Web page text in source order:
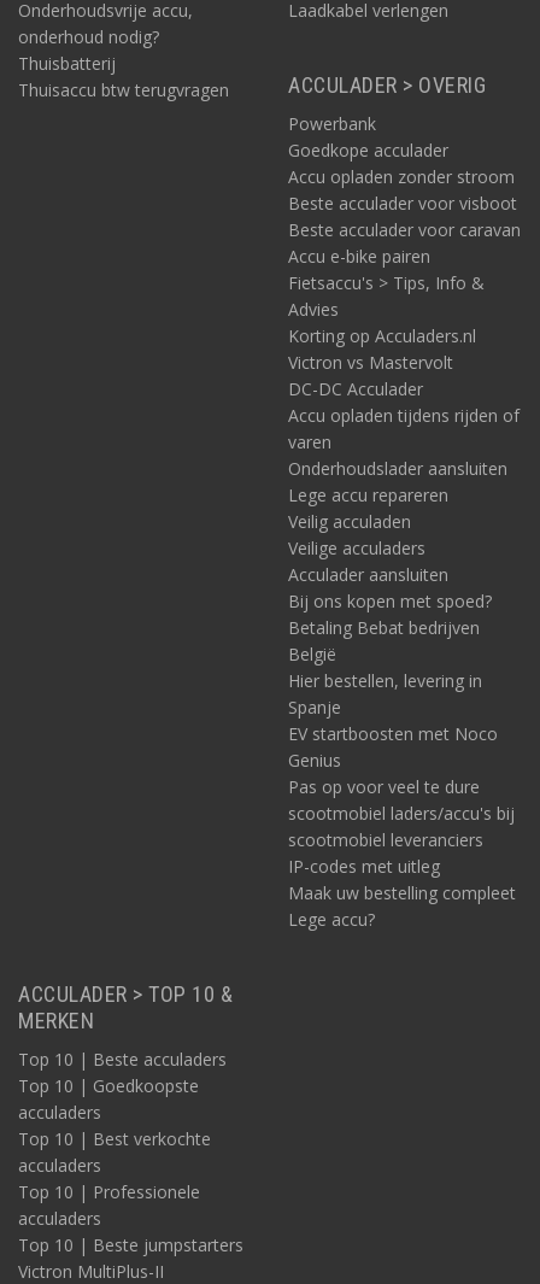
Bijvoorbeelddeze
vermogen, met een piekstroom van 1230 Watt. Dit voorbeeld is
een omvormer die 24V gelijkstroom omzet naar 230V
sinus omvormer geeft 800 Watt aan continu
vermogen, met een piekstroom van 900 Watt. Dit voorbeeld is
een omvormer die 12V gelijkstroom omzet naar 230V
sinus omvormer geeft 1000 Watt aan continu
vermogen, met een piekstroom van 2000 Watt. Dit voorbeeld is
een omvormer die 12V gelijkstroom omzet naar 230V
sinus omvormer geeft 1200 Watt aan continu
vermogen, met een piekstroom van 2200 Watt. Dit voorbeeld is
een omvormer die 12V gelijkstroom omzet naar 230V
sinus omvormer geeft 1300 Watt aan continu
vermogen, met een piekstroom van 2400 Watt. Dit voorbeeld is
Sinus omvormer 1500W
Bijvoorbeelddezesinus omvormer geeft 1500 Watt aan continu
vermogen, met een piekstroom van 2650 Watt. Dit voorbeeld is
een omvormer die 12V gelijkstroom omzet naar 230V
wisselstroom.
Sinus omvormer 1600W
Bijvoorbeeld
piekvermogen en is een combinatie van een krachtige zuivere
sinus omvormer met geavanceerde acculader.
Onderhoudsvrije accu,
onderhoud nodig?
Thuisbatterij
Thuisaccu btw terugvragen
Laadkabel verlengen
ACCULADER > OVERIG
Powerbank
Goedkope acculader
Accu opladen zonder stroom
Beste acculader voor visboot
Beste acculader voor caravan
Accu e-bike pairen
Fietsaccu's > Tips, Info &
Advies
Korting op Acculaders.nl
Victron vs Mastervolt
DC-DC Acculader
Accu opladen tijdens rijden of
varen
Onderhoudslader aansluiten
Lege accu repareren
Veilig acculaden
Veilige acculaders
Acculader aansluiten
Bij ons kopen met spoed?
Betaling Bebat bedrijven
België
Hier bestellen, levering in
Spanje
EV startboosten met Noco
Genius
Pas op voor veel te dure
scootmobiel laders/accu's bij
scootmobiel leveranciers
IP-codes met uitleg
Maak uw bestelling compleet
Lege accu?
ACCULADER > TOP 10 &
MERKEN
Top 10 | Beste acculaders
Top 10 | Goedkoopste
acculaders
Top 10 | Best verkochte
acculaders
Top 10 | Professionele
acculaders
Top 10 | Beste jumpstarters
Victron MultiPlus-II